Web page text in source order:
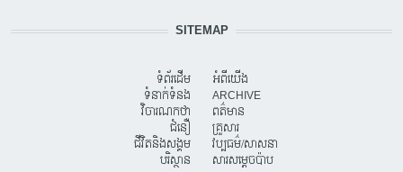
SITEMAP
ទំព័រដើម
ទំនាក់ទំនង
វិចារណកថា
ជំនឿ
ជីវិតនិងសង្គម
បរិស្ថាន
អំពីយើង
ARCHIVE
ពត៌មាន
គ្រួសារ
វប្បធម៌/សាសនា
សារសម្តេចប៉ាប